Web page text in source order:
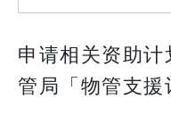
申请相关资助
管局「物管支援